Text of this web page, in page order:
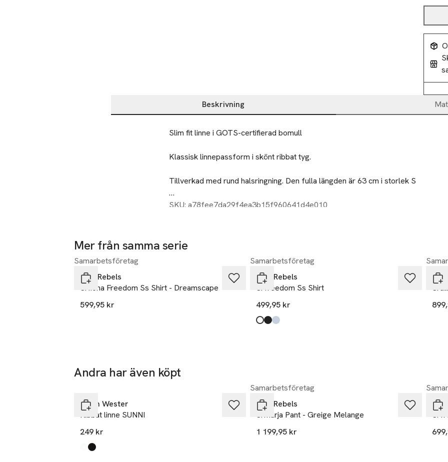
Beskrivning
Beskrivning
Slim fit linne i GOTS-certifierad bomull
Klassisk linnepassform i skönt ribbat tyg.
Tillverkad med rund halsringning. Den fulla längden är 63 cm i storlek S
Modellen bär storlek S
formell look
- GOTS-certifierad
- Ribbat tyg
- Rund halsringning Kvalitet: 95% Bomull - Ekologisk 5% Elastan
SKU: a78fee7da29f4ea3b15f960641d4e010
Mer från samma serie
Hoppa över bildspelet
Samarbetsföretag
Soft Rebels
Srfiona Freedom Ss Shirt - Dreamscape
599,95 kr
Samarbetsföretag
Soft Rebels
Srfreedom Ss Shirt
499,95 kr
Produkten finns i färgerna:
snow white
black,
cashmere blue
Andra har även köpt
Carin Wester
Ribbat linne SUNNI
249 kr
Produkten finns i färgerna:
Bright White
Black
Samarbetsföretag
Soft Rebels
Srmarja Pant - Greige Melange
1 199,95 kr